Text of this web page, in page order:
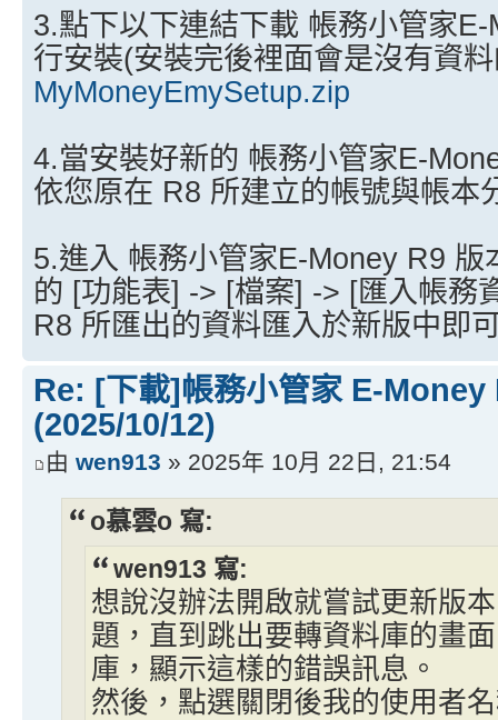
3.點下以下連結下載 帳務小管家
行安裝(安裝完後裡面會是沒有資
MyMoneyEmySetup.zip
4.當安裝好新的 帳務小管家E-
依您原在 R8 所建立的帳號與帳本
5.進入 帳務小管家E-Money R9 版
的 [功能表] -> [檔案] -> [匯入帳務
R8 所匯出的資料匯入於新版中即
Re: [下載]帳務小管家 E-Money
(2025/10/12)
由 wen913 » 2025年 10月 22日, 21:54
o慕雲o 寫:
wen913 寫:
想說沒辦法開啟就嘗試更新版
題，直到跳出要轉資料庫的畫
庫，顯示這樣的錯誤訊息。
然後，點選關閉後我的使用者